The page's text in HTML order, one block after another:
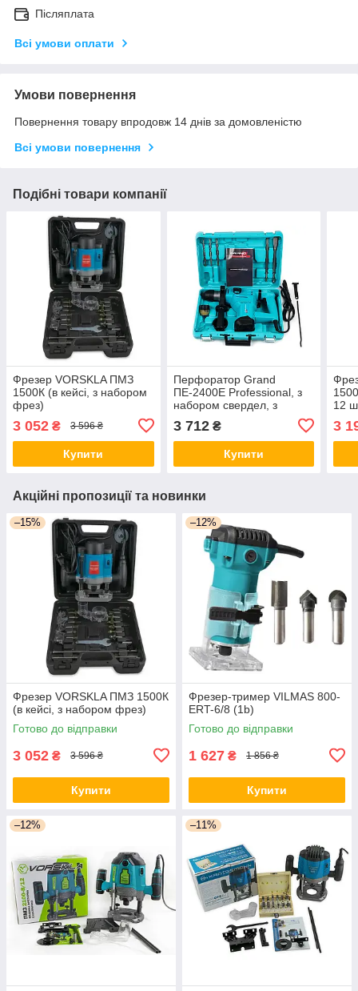
Післяплата
Всі умови оплати
Умови повернення
Повернення товару впродовж 14 днів за домовленістю
Всі умови повернення
Подібні товари компанії
Фрезер VORSKLA ПМЗ
1500К (в кейсі, з набором
фрез)
3 052 ₴ 3 596 ₴
Купити
Перфоратор Grand
ПЕ-2400Е Professional, з
набором свердел, з
3 712₴
Купити
12
3
Акційні пропозиції та новинки
–15%
Фрезер VORSKLA ПМЗ 1500К
(в кейсі, з набором фрез)
Готово до відправки
3 052 ₴ 3 596 ₴
Купити
–12%
Фрезер-тример VILMAS 800-
ERT-6/8 (1b)
Готово до відправки
1 627 ₴ 1 856 ₴
Купити
–12% –11%